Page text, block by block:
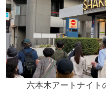
六本木アートナイト